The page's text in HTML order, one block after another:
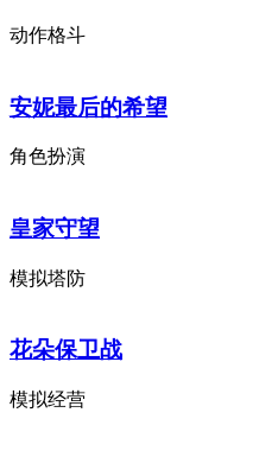
动作格斗
安妮最后的希望
角色扮演
皇家守望
模拟塔防
花朵保卫战
模拟经营